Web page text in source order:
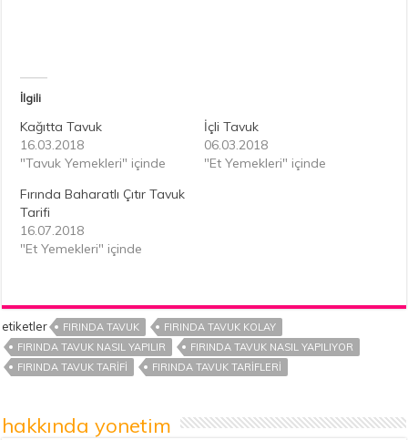
İlgili
Kağıtta Tavuk
16.03.2018
"Tavuk Yemekleri" içinde
İçli Tavuk
06.03.2018
"Et Yemekleri" içinde
Fırında Baharatlı Çıtır Tavuk
Tarifi
16.07.2018
"Et Yemekleri" içinde
etiketler FIRINDA TAVUK
FIRINDA TAVUK KOLAY
FIRINDA TAVUK NASIL YAPILIR
FIRINDA TAVUK NASIL YAPILIYOR
FIRINDA TAVUK TARIFI
FIRINDA TAVUK TARIFLERI
hakkında yonetim